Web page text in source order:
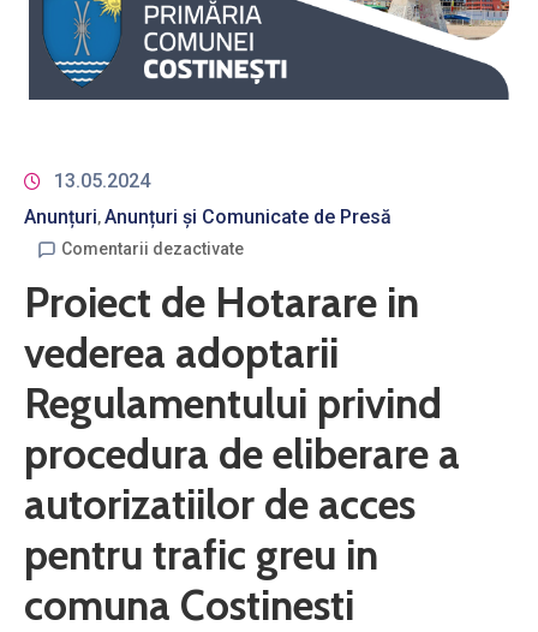
13.05.2024
Anunțuri‚Anunțuri și Comunicate de Presă
Comentarii dezactivate
Proiect de Hotarare in
vederea adoptarii
Regulamentului privind
procedura de eliberare a
autorizatiilor de acces
pentru trafic greu in
comuna Costinesti